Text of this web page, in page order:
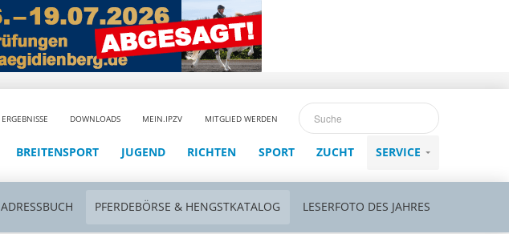
ERGEBNISSE DOWNLOADS MEIN.IPZV MITGLIED WERDEN
BREITENSPORT JUGEND RICHTEN SPORT ZUCHT SERVICE
ADRESSBUCH PFERDEBÖRSE & HENGSTKATALOG LESERFOTO DES JAHRES